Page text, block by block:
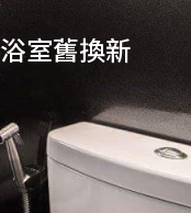
浴室舊換新